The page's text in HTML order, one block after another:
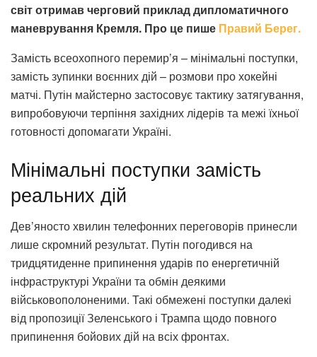
світ отримав черговий приклад дипломатичного
маневрування Кремля. Про це пише Правий Берег.
Замість всеохопного перемир’я – мінімальні поступки,
замість зупинки воєнних дій – розмови про хокейні
матчі. Путін майстерно застосовує тактику затягування,
випробовуючи терпіння західних лідерів та межі їхньої
готовності допомагати Україні.
Мінімальні поступки замість
реальних дій
Дев’яносто хвилин телефонних переговорів принесли
лише скромний результат. Путін погодився на
тридцятиденне припинення ударів по енергетичній
інфраструктурі України та обмін деякими
військовополоненими. Такі обмежені поступки далекі
від пропозиції Зеленського і Трампа щодо повного
припинення бойових дій на всіх фронтах.